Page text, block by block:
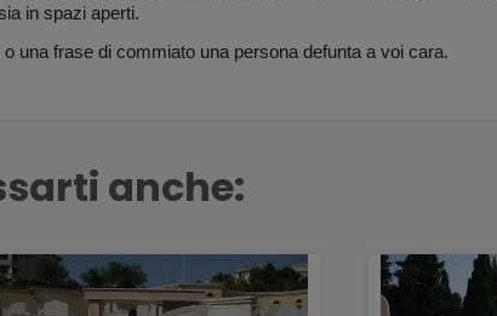
in spazi aperti.
una frase di commiato una persona defunta a voi cara.
anche: